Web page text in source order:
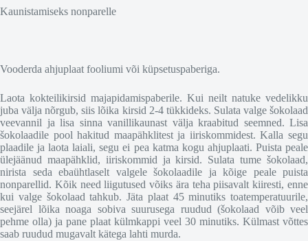
Kaunistamiseks nonparelle
Vooderda ahjuplaat fooliumi või küpsetuspaberiga.
Laota kokteilikirsid majapidamispaberile. Kui neilt natuke vedelikku
juba välja nõrgub, siis lõika kirsid 2-4 tükkideks. Sulata valge šokolaad
veevannil ja lisa sinna vanillikaunast välja kraabitud seemned. Lisa
šokolaadile pool hakitud maapähklitest ja iiriskommidest. Kalla segu
plaadile ja laota laiali, segu ei pea katma kogu ahjuplaati. Puista peale
ülejäänud maapähklid, iiriskommid ja kirsid. Sulata tume šokolaad,
nirista seda ebaühtlaselt valgele šokolaadile ja kõige peale puista
nonparellid. Kõik need liigutused võiks ära teha piisavalt kiiresti, enne
kui valge šokolaad tahkub. Jäta plaat 45 minutiks toatemperatuurile,
seejärel lõika noaga sobiva suurusega ruudud (šokolaad võib veel
pehme olla) ja pane plaat külmkappi veel 30 minutiks. Külmast võttes
saab ruudud mugavalt kätega lahti murda.